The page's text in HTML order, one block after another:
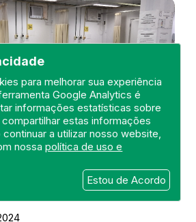
para melhorar sua experiência
Google Analytics é
informações estatísticas sobre
estas informações
a utilizar nosso website,
nossapolítica de uso e
Estou de Acordo
Nova Friburgo